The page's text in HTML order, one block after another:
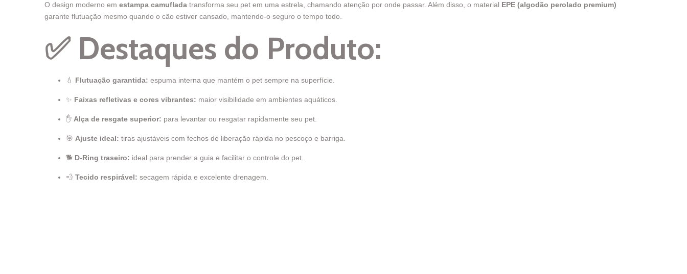
O design moderno em estampa camuflada transforma seu pet em uma estrela, chamando atenção por onde passar. Além disso, o material EPE (algodão perolado premium)
garante flutuação mesmo quando o cão estiver cansado, mantendo-o seguro o tempo todo.
✅ Destaques do Produto:
💧 Flutuação garantida: espuma interna que mantém o pet sempre na superfície.
✨ Faixas refletivas e cores vibrantes: maior visibilidade em ambientes aquáticos.
✋ Alça de resgate superior: para levantar ou resgatar rapidamente seu pet.
🎯 Ajuste ideal: tiras ajustáveis com fechos de liberação rápida no pescoço e barriga.
🐕 D-Ring traseiro: ideal para prender a guia e facilitar o controle do pet.
💨 Tecido respirável: secagem rápida e excelente drenagem.